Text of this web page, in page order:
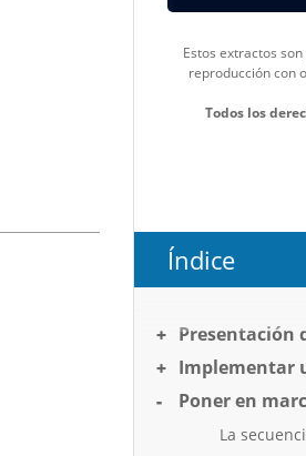
Estos extractos
reproducción con
Todos los
Índice
Presentación
Implementar
Poner en
La